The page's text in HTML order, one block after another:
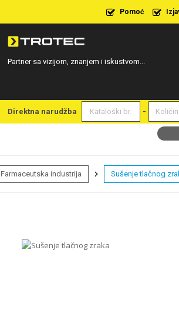
Pomoć
Partner sa vizijom, znanjem i iskustvom...
Direktna narudžba -
Farmaceutska industrija Sušenje tlačnog